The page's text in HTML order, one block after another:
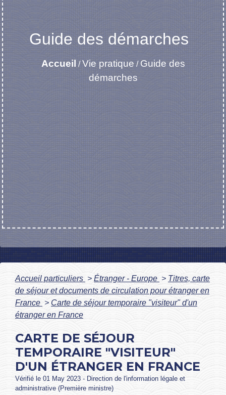
Guide des démarches
Accueil /Vie pratique / Guide des
démarches
Accueil particuliers > Étranger - Europe > Titres, carte
de séjour et documents de circulation pour étranger en
France > Carte de séjour temporaire "visiteur" d'un
étranger en France
CARTE DE SÉJOUR
TEMPORAIRE "VISITEUR"
D'UN ÉTRANGER EN FRANCE
Vérifié le 01 May 2023 - Direction de l'information légale et
administrative (Première ministre)